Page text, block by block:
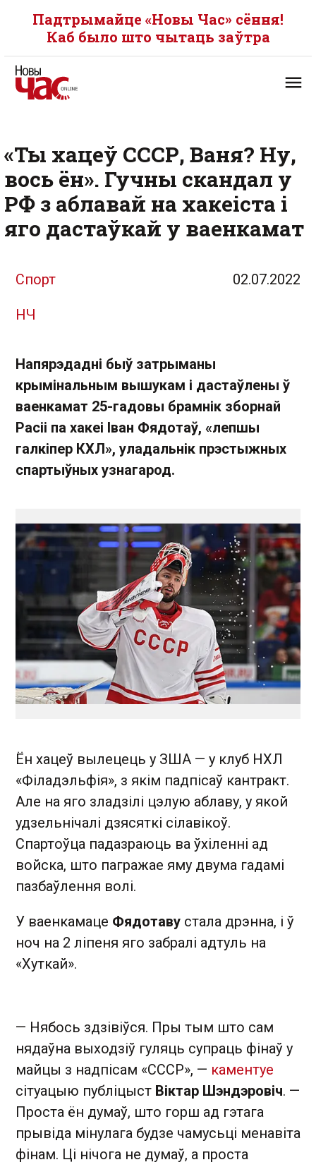
Падтрымайце «Новы Час» сёння!
Каб было што чытаць заўтра
«Ты хацеў СССР, Ваня? Ну,
вось ён». Гучны скандал у
РФ з аблавай на хакеіста і
яго дастаўкай у ваенкамат
Спорт 02.07.2022
НЧ
Напярэдадні быў затрыманы
крымінальным вышукам і дастаўлены ў
ваенкамат 25-гадовы брамнік зборнай
Расіі па хакеі Іван Фядотаў, «лепшы
галкіпер КХЛ», уладальнік прэстыжных
спартыўных узнагарод.
Ён хацеў вылецець у ЗША — у клуб НХЛ
«Філадэльфія», з якім падпісаў кантракт.
Але на яго зладзілі цэлую аблаву, у якой
удзельнічалі дзясяткі сілавікоў.
Спартоўца падазраюць ва ўхіленні ад
войска, што пагражае яму двума гадамі
пазбаўлення волі.
У ваенкамаце Фядотаву стала дрэнна, і ў
ноч на 2 ліпеня яго забралі адтуль на
«Хуткай».
— Нябось здзівіўся. Пры тым што сам
нядаўна выходзіў гуляць супраць фінаў у
майцы з надпісам «СССР», — каментуе
сітуацыю публіцыст Віктар Шэндэровіч. —
Проста ён думаў, што горш ад гэтага
прывіда мінулага будзе чамусьці менавіта
фінам. Ці нічога не думаў, а проста